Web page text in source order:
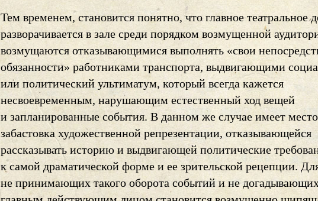
Тем временем, становится понятно, что главное театральное
разворачивается в зале среди порядком возмущенной
возмущаются отказывающимися выполнять «свои
обязанности» работниками транспорта, выдвигающими
или политический ультиматум, который всегда кажется
несвоевременным, нарушающим естественный ход вещей
и запланированные события. В данном же случае имеет место
забастовка художественной репрезентации, отказывающейся
рассказывать историю и выдвигающей политические
к самой драматической форме и ее зрительской рецепции.
не принимающих такого оборота событий и не